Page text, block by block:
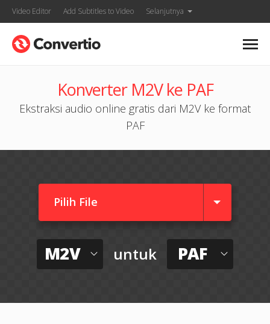
Video Editor Add Subtitles to Video Selanjutnya
Konverter M2V ke PAF
Ekstraksi audio online gratis dari M2V ke format
PAF
Pilih File
M2V untuk PAF